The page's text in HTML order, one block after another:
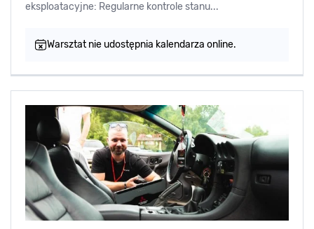
eksploatacyjne: Regularne kontrole stanu...
Warsztat nie udostępnia kalendarza online.